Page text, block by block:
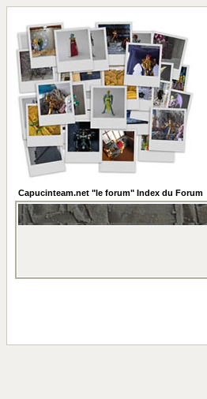
Capucinteam.net "le forum" Index du Forum